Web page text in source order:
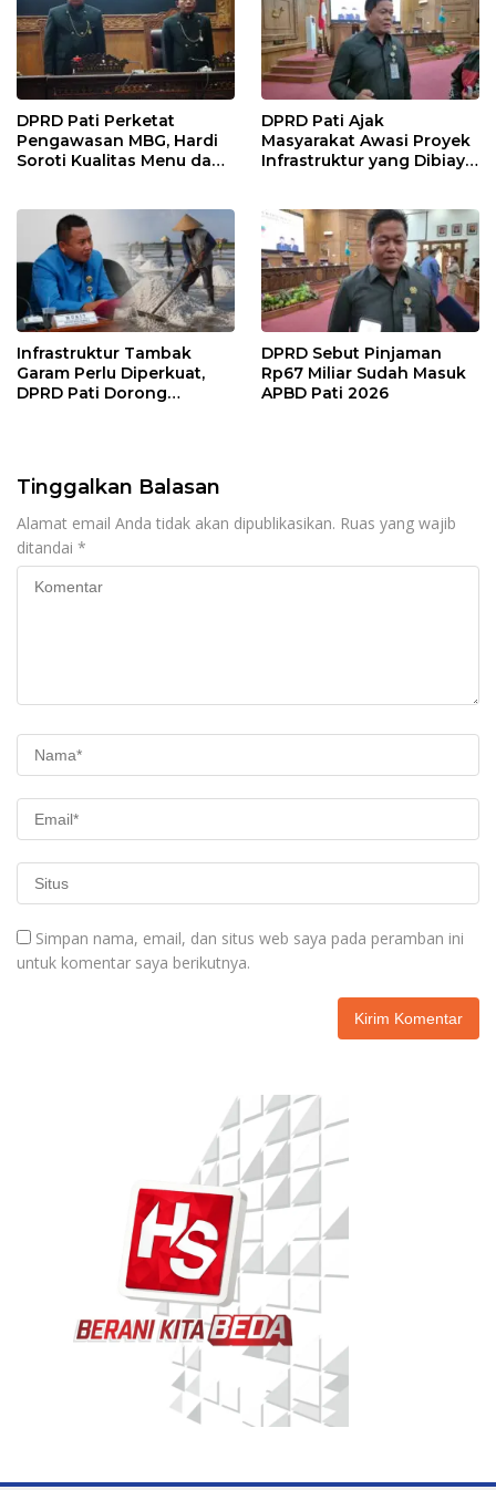
DPRD Pati Perketat
Pengawasan MBG, Hardi
Soroti Kualitas Menu dan
DPRD Pati Ajak
Masyarakat Awasi Proyek
Infrastruktur yang Dibiayai
Infrastruktur Tambak
Garam Perlu Diperkuat,
DPRD Pati Dorong
DPRD Sebut Pinjaman
Rp67 Miliar Sudah Masuk
APBD Pati 2026
Tinggalkan Balasan
Alamat email Anda tidak akan dipublikasikan. Ruas yang wajib
ditandai *
Simpan nama, email, dan situs web saya pada peramban ini
untuk komentar saya berikutnya.